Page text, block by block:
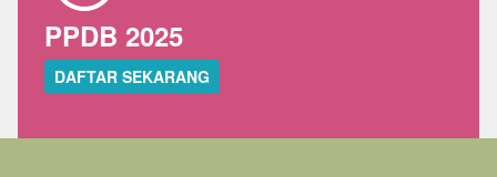
PPDB 2025
DAFTAR SEKARANG